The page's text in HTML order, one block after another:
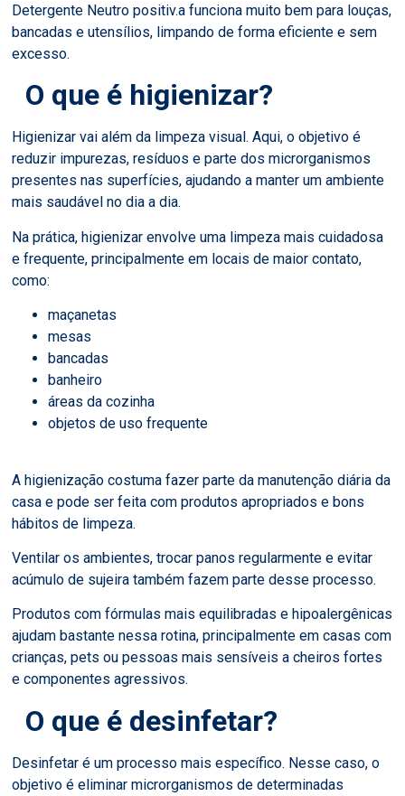
Detergente Neutro positiv.a funciona muito bem para louças,
bancadas e utensílios, limpando de forma eficiente e sem
excesso.
O que é higienizar?
Higienizar vai além da limpeza visual. Aqui, o objetivo é
reduzir impurezas, resíduos e parte dos microrganismos
presentes nas superfícies, ajudando a manter um ambiente
mais saudável no dia a dia.
Na prática, higienizar envolve uma limpeza mais cuidadosa
e frequente, principalmente em locais de maior contato,
como:
maçanetas
mesas
bancadas
banheiro
áreas da cozinha
objetos de uso frequente
A higienização costuma fazer parte da manutenção diária da
casa e pode ser feita com produtos apropriados e bons
hábitos de limpeza.
Ventilar os ambientes, trocar panos regularmente e evitar
acúmulo de sujeira também fazem parte desse processo.
Produtos com fórmulas mais equilibradas e hipoalergênicas
ajudam bastante nessa rotina, principalmente em casas com
crianças, pets ou pessoas mais sensíveis a cheiros fortes
e componentes agressivos.
O que é desinfetar?
Desinfetar é um processo mais específico. Nesse caso, o
objetivo é eliminar microrganismos de determinadas